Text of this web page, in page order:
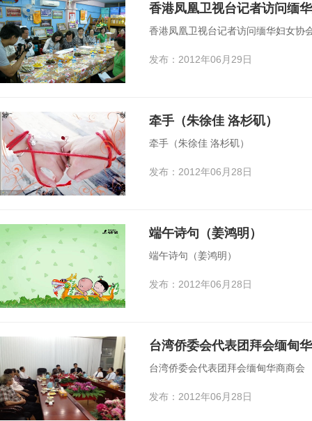
香港凤凰卫视台记者访问缅
香港凤凰卫视台记者访问缅华妇女协
发布：2012年06月29日
牵手（朱徐佳 洛杉矶）
牵手（朱徐佳 洛杉矶）
发布：2012年06月28日
端午诗句（姜鸿明）
端午诗句（姜鸿明）
发布：2012年06月28日
台湾侨委会代表团拜会缅甸
台湾侨委会代表团拜会缅甸华商商会
发布：2012年06月28日